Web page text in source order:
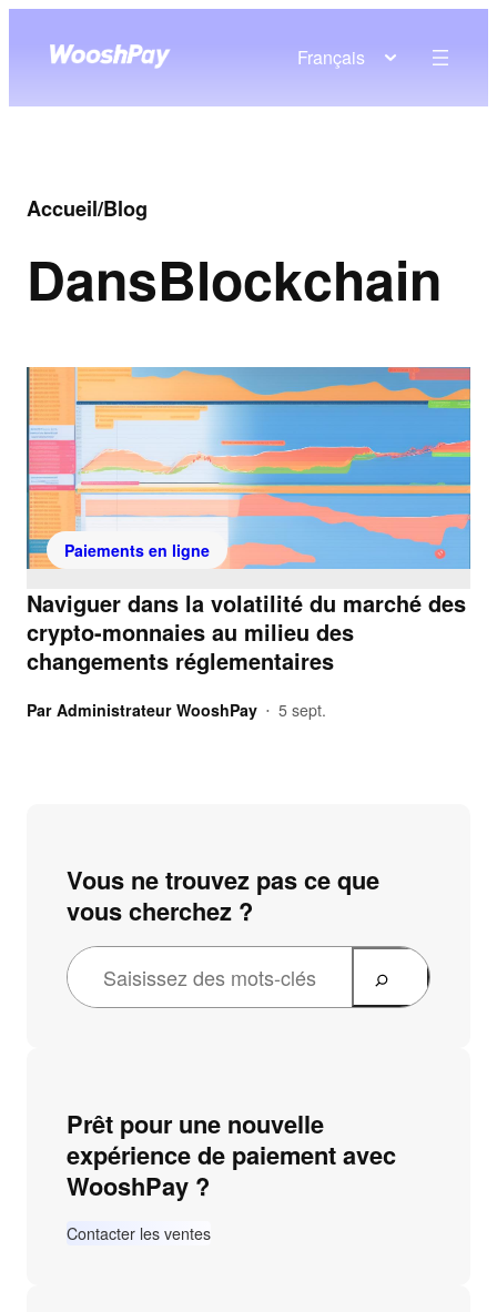
Français
Accueil/Blog
DansBlockchain
Paiements en ligne
Naviguer dans la volatilité du marché des
crypto-monnaies au milieu des
changements réglementaires
Par Administrateur WooshPay • 5 sept.
Vous ne trouvez pas ce que
vous cherchez ?
Prêt pour une nouvelle
expérience de paiement avec
WooshPay ?
Contacter les ventes